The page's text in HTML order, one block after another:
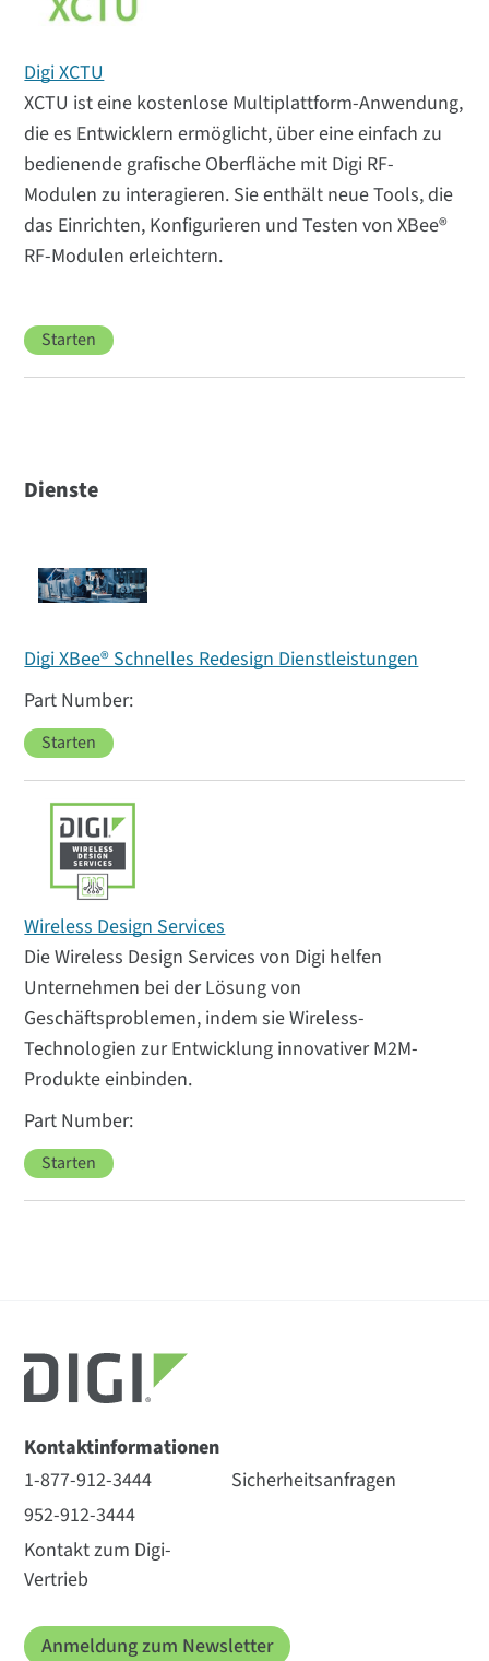
Digi XCTU
XCTU ist eine kostenlose Multiplattform-Anwendung,
die es Entwicklern ermöglicht, über eine einfach zu
bedienende grafische Oberfläche mit Digi RF-
Modulen zu interagieren. Sie enthält neue Tools, die
das Einrichten, Konfigurieren und Testen von XBee®
RF-Modulen erleichtern.
Starten
Dienste
Digi XBee® Schnelles Redesign Dienstleistungen
Starten
Wireless Design Services
Die Wireless Design Services von Digi helfen
Unternehmen bei der Lösung von
Geschäftsproblemen, indem sie Wireless-
Technologien zur Entwicklung innovativer M2M-
Produkte einbinden.
Starten
Kontaktinformationen
1-877-912-3444
952-912-3444
Kontakt zum Digi-
Vertrieb
Sicherheitsanfragen
Anmeldung zum Newsletter